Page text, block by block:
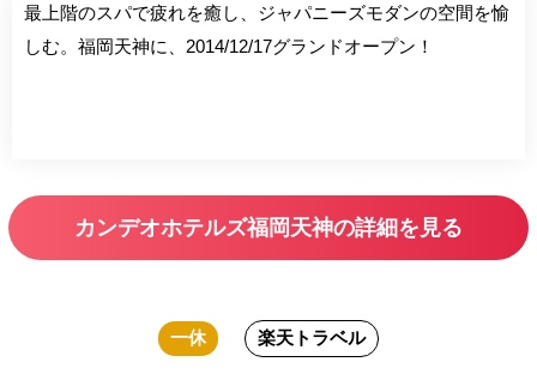
最上階のスパで疲れを癒し、ジャパニーズモダンの空間を愉
しむ。福岡天神に、2014/12/17グランドオープン！
カンデオホテルズ福岡天神の詳細を見る
一休 楽天トラベル